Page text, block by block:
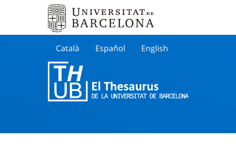
Català Español English